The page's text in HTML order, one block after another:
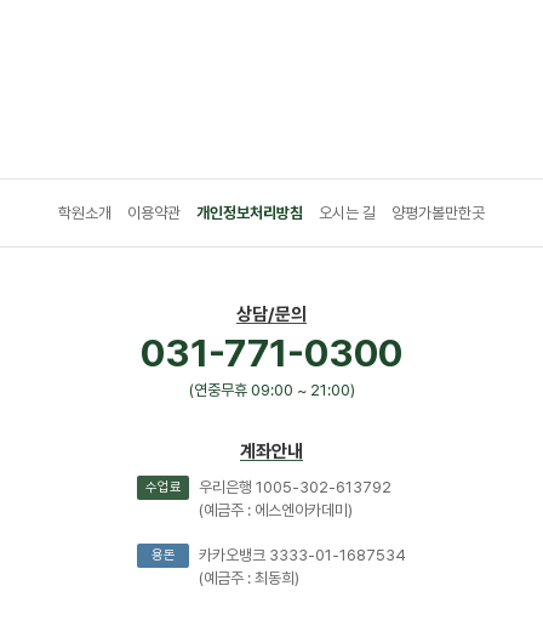
학원소개 이용약관 개인정보처리방침 오시는 길 양평가볼만한곳
상담/문의
031-771-0300
(연중무휴 09:00 ~ 21:00)
계좌안내
수업료
우리은행 1005-302-613792
(예금주 : 에스엔아카데미)
용돈
카카오뱅크 3333-01-1687534
(예금주 : 최동희)